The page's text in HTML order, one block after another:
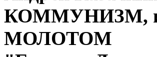
КОММУНИЗМ,
МОЛОТОМ